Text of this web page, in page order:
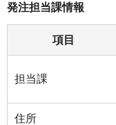
発注担当課情報
項目
担当課
住所